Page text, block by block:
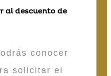
al descuento de
conocer
solicitar el